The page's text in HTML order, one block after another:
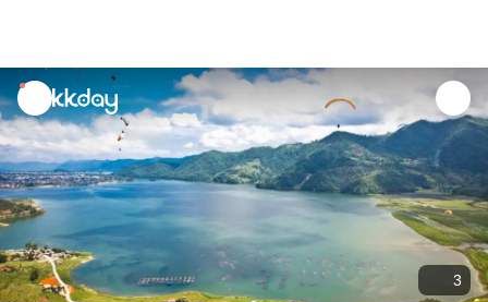
unread
notifications
3